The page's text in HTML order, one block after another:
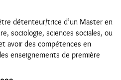
détenteur/trice d’un Master en
sociologie, sciences sociales, ou
avoir des compétences en
enseignements de première